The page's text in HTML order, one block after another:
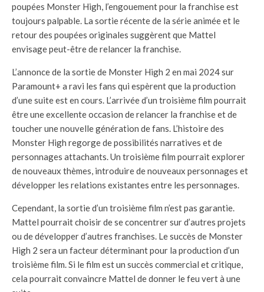
poupées Monster High, l’engouement pour la franchise est
toujours palpable. La sortie récente de la série animée et le
retour des poupées originales suggèrent que Mattel
envisage peut-être de relancer la franchise.
L’annonce de la sortie de Monster High 2 en mai 2024 sur
Paramount+ a ravi les fans qui espèrent que la production
d’une suite est en cours. L’arrivée d’un troisième film pourrait
être une excellente occasion de relancer la franchise et de
toucher une nouvelle génération de fans. L’histoire des
Monster High regorge de possibilités narratives et de
personnages attachants. Un troisième film pourrait explorer
de nouveaux thèmes, introduire de nouveaux personnages et
développer les relations existantes entre les personnages.
Cependant, la sortie d’un troisième film n’est pas garantie.
Mattel pourrait choisir de se concentrer sur d’autres projets
ou de développer d’autres franchises. Le succès de Monster
High 2 sera un facteur déterminant pour la production d’un
troisième film. Si le film est un succès commercial et critique,
cela pourrait convaincre Mattel de donner le feu vert à une